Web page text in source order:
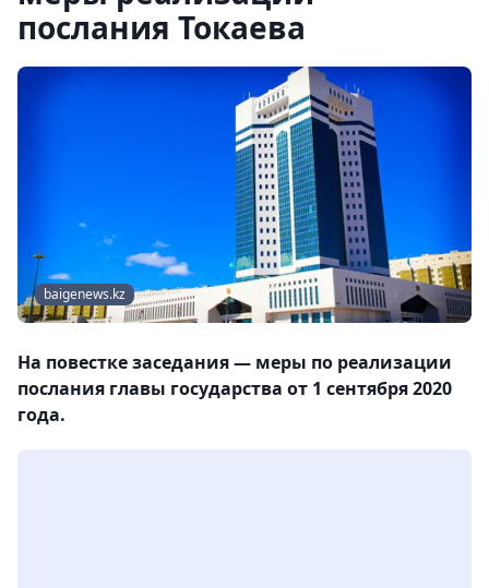
послания Токаева
baigenews.kz
На повестке заседания — меры по реализации
послания главы государства от 1 сентября 2020
года.